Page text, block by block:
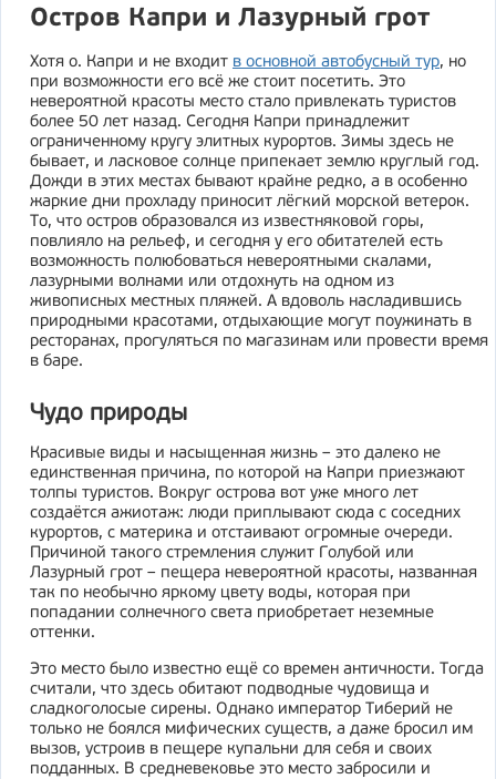
Остров Капри и Лазурный грот
Хотя о. Капри и не входит в основной автобусный тур, но
при возможности его всё же стоит посетить. Это
невероятной красоты место стало привлекать туристов
более 50 лет назад. Сегодня Капри принадлежит
ограниченному кругу элитных курортов. Зимы здесь не
бывает, и ласковое солнце припекает землю круглый год.
Дожди в этих местах бывают крайне редко, а в особенно
жаркие дни прохладу приносит лёгкий морской ветерок.
То, что остров образовался из известняковой горы,
повлияло на рельеф, и сегодня у его обитателей есть
возможность полюбоваться невероятными скалами,
лазурными волнами или отдохнуть на одном из
живописных местных пляжей. А вдоволь насладившись
природными красотами, отдыхающие могут поужинать в
ресторанах, прогуляться по магазинам или провести время
в баре.
Чудо природы
Красивые виды и насыщенная жизнь – это далеко не
единственная причина, по которой на Капри приезжают
толпы туристов. Вокруг острова вот уже много лет
создаётся ажиотаж: люди приплывают сюда с соседних
курортов, с материка и отстаивают огромные очереди.
Причиной такого стремления служит Голубой или
Лазурный грот – пещера невероятной красоты, названная
так по необычно яркому цвету воды, которая при
попадании солнечного света приобретает неземные
оттенки.
Это место было известно ещё со времен античности. Тогда
считали, что здесь обитают подводные чудовища и
сладкоголосые сирены. Однако император Тиберий не
только не боялся мифических существ, а даже бросил им
вызов, устроив в пещере купальни для себя и своих
подданных. В средневековье это место забросили и